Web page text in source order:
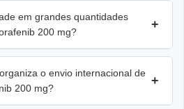
em grandes quantidades
200 mg?
+
o envio internacional de
200 mg?
+